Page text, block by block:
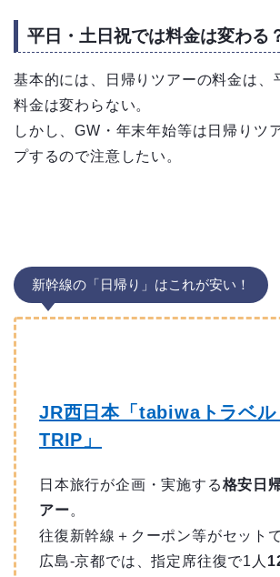
平日・土日祝では料金は変わる
基本的には、日帰りツアーの料金は、
料金は変わらない。
しかし、GW・年末年始等は日帰りツ
プするので注意したい。
新幹線の「日帰り」はこれが安い！
JR西日本「tabiwaトラベル
TRIP」
日本旅行が企画・実施する格安日
アー。
往復新幹線＋クーポン等がセット
広島-京都では、指定席往復で1人